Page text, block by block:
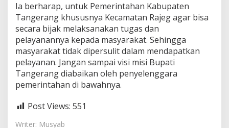
Ia berharap, untuk Pemerintahan Kabupaten
Tangerang khususnya Kecamatan Rajeg agar bisa
secara bijak melaksanakan tugas dan
pelayanannya kepada masyarakat. Sehingga
masyarakat tidak dipersulit dalam mendapatkan
pelayanan. Jangan sampai visi misi Bupati
Tangerang diabaikan oleh penyelenggara
pemerintahan di bawahnya.
Post Views: 551
Writer: Musyab